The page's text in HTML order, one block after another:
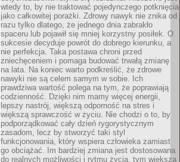
wtedy to, by nie traktować pojedynczego potknięcia
jako całkowitej porażki. Zdrowy nawyk nie znika od
razu tylko dlatego, że jednego dnia zabrakło
spaceru lub pojawił się mniej korzystny posiłek. O
sukcesie decyduje powrót do dobrego kierunku, a
nie perfekcja. Taka postawa chroni przed
zniechęceniem i pomaga budować trwałą zmianę
na lata. Na koniec warto podkreślić, że zdrowe
nawyki nie są celem samym w sobie. Ich
prawdziwa wartość polega na tym, że poprawiają
codzienność. Dzięki nim mamy więcej energii,
lepszy nastrój, większą odporność na stres i
większą sprawczość w życiu. Nie chodzi o to, by
podporządkować cały dzień rygorystycznym
zasadom, lecz by stworzyć taki styl
funkcjonowania, który wspiera człowieka zamiast
go obciążać. Im bardziej zmiana jest dostosowana
do realnych możliwości i rytmu życia, tym większa